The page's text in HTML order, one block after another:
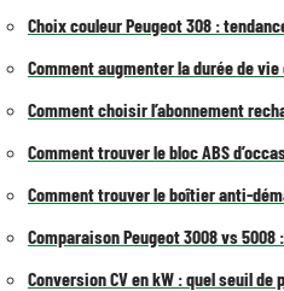
Choix couleur Peugeot 308 :
Comment augmenter la durée de vie
Comment choisir l’abonnement
Comment trouver le bloc ABS
Comment trouver le boîtier anti-
Comparaison Peugeot 3008 vs
Conversion CV en kW : quel seuil